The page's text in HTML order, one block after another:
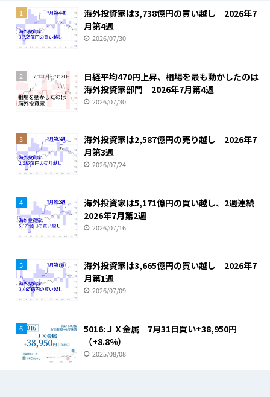
1
海外投資家は3,738億円の買い越し 2026年7
月第4週
2026/07/30
2
日経平均470円上昇、相場を最も動かしたのは
海外投資家部門 2026年7月第4週
2026/07/30
3
海外投資家は2,587億円の売り越し 2026年7
月第3週
2026/07/24
4
海外投資家は5,171億円の買い越し、2週連続
2026年7月第2週
2026/07/16
5
海外投資家は3,665億円の買い越し 2026年7
月第1週
2026/07/09
6
5016:ＪＸ金属 7月31日買い+38,950円
（+8.8%）
2025/08/08